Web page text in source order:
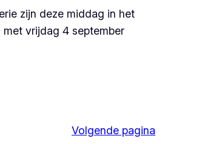
zijn deze middag in het
vrijdag 4 september
Volgende pagina